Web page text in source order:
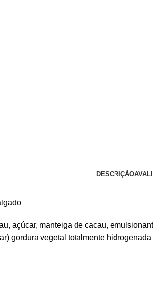
DESCRIÇÃO
açúcar, manteiga de cacau,
gordura vegetal totalmente hidrogenada